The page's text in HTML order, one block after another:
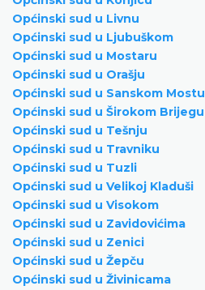
Općinski sud u Livnu
Općinski sud u Ljubuškom
Općinski sud u Mostaru
Općinski sud u Orašju
Općinski sud u Sanskom Mostu
Općinski sud u Širokom Brijegu
Općinski sud u Tešnju
Općinski sud u Travniku
Općinski sud u Tuzli
Općinski sud u Velikoj Kladuši
Općinski sud u Visokom
Općinski sud u Zavidovićima
Općinski sud u Zenici
Općinski sud u Žepču
Općinski sud u Živinicama